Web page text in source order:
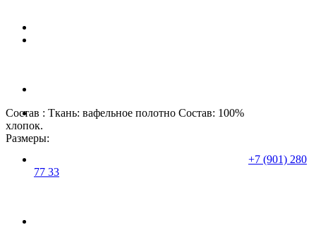
Состав : Ткань: вафельное полотно Состав: 100%
хлопок.
Размеры:
+7 (901) 280
77 33